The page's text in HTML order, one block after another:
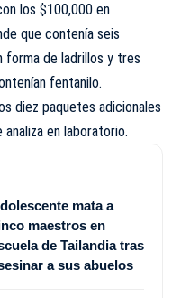
los $100,000 en
que contenía seis
forma de ladrillos y tres
fentanilo.
diez paquetes adicionales
en laboratorio.
mata a
maestros en
de Tailandia tras
a sus abuelos